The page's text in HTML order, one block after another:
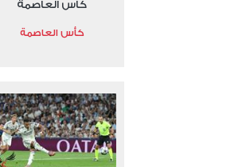
كأس العاصمة
كأس العاصمة